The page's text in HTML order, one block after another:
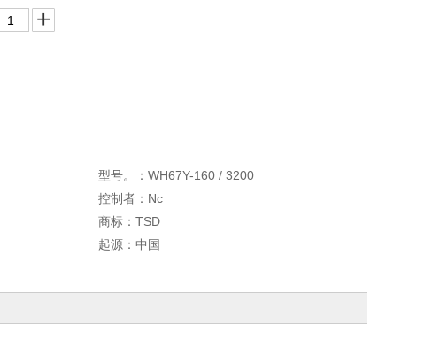
型号。： WH67Y-160 / 3200
控制者： Nc
商标： TSD
起源： 中国